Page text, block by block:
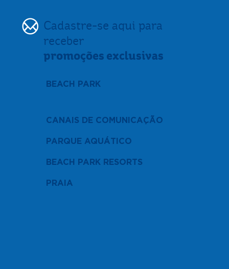
Cadastre-se aqui para
receber
promoções exclusivas
BEACH PARK
CANAIS DE COMUNICAÇÃO
PARQUE AQUÁTICO
BEACH PARK RESORTS
PRAIA